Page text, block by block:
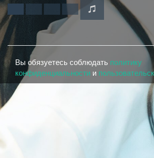
Вы обязуетесь соблюдать политику
конфиденциальности и